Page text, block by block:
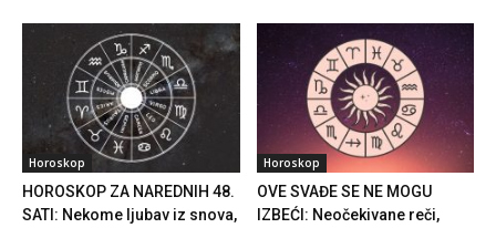
Horoskop
HOROSKOP ZA NAREDNIH 48.
SATI: Nekome ljubav iz snova,
Horoskop
OVE SVAĐE SE NE MOGU
IZBEĆI: Neočekivane reči,